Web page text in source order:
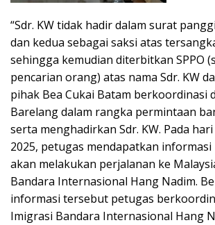
“Sdr. KW tidak hadir dalam surat
dan kedua sebagai saksi atas
sehingga kemudian diterbitkan SPPO
pencarian orang) atas nama Sdr. KW
pihak Bea Cukai Batam berkoordinasi
Barelang dalam rangka permintaan
serta menghadirkan Sdr. KW. Pada
2025, petugas mendapatkan informasi
akan melakukan perjalanan ke
Bandara Internasional Hang Nadim.
informasi tersebut petugas
Imigrasi Bandara Internasional Hang